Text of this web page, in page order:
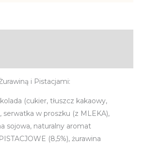
i Pistacjami:
(cukier, tłuszcz kakaowy,
serwatka w proszku (z MLEKA),
sojowa, naturalny aromat
(8,5%), żurawina